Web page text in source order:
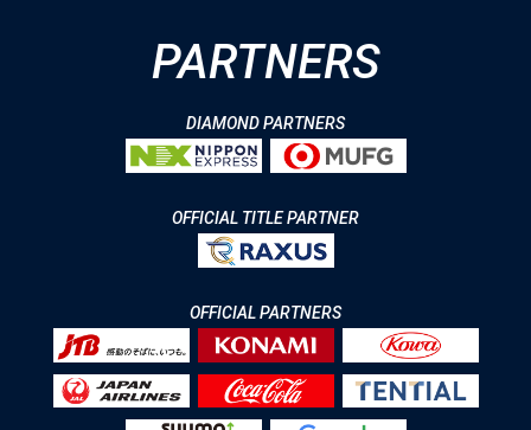
PARTNERS
DIAMOND PARTNERS
OFFICIAL TITLE PARTNER
OFFICIAL PARTNERS